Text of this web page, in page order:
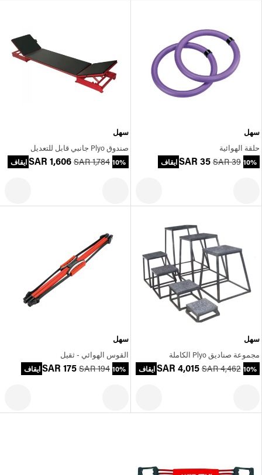
سهل
حلقة الهوائية
SAR 35 SAR 39 10% ايقاف
سهل
صندوق Plyo جانبي قابل للتعديل
SAR 1,606 SAR 1,784 10% ايقاف
سهل
مجموعة صناديق Plyo الكاملة
SAR 4,015 SAR 4,462 10% ايقاف
سهل
القوس الهوائي - ثقيل
SAR 175 SAR 194 10% ايقاف